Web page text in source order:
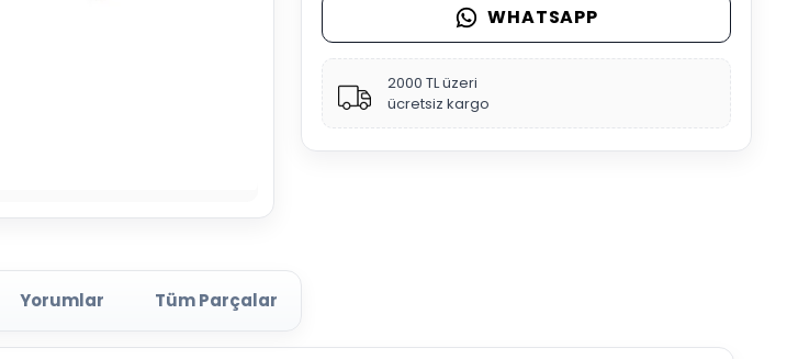
WHATSAPP
2000 TL üzeri
ücretsiz kargo
Yorumlar Tüm Parçalar